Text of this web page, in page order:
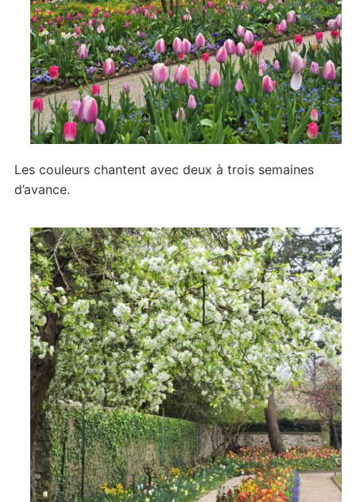
Les couleurs chantent avec deux à trois semaines
d’avance.